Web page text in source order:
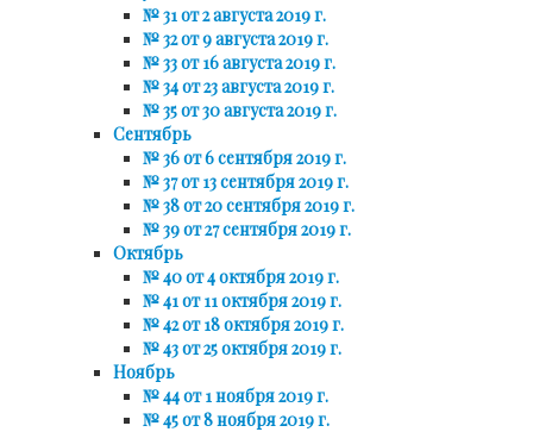
№ 31 от 2 августа 2019 г.
№ 32 от 9 августа 2019 г.
№ 33 от 16 августа 2019 г.
№ 34 от 23 августа 2019 г.
№ 35 от 30 августа 2019 г.
Сентябрь
№ 36 от 6 сентября 2019 г.
№ 37 от 13 сентября 2019 г.
№ 38 от 20 сентября 2019 г.
№ 39 от 27 сентября 2019 г.
Октябрь
№ 40 от 4 октября 2019 г.
№ 41 от 11 октября 2019 г.
№ 42 от 18 октября 2019 г.
№ 43 от 25 октября 2019 г.
Ноябрь
№ 44 от 1 ноября 2019 г.
№ 45 от 8 ноября 2019 г.